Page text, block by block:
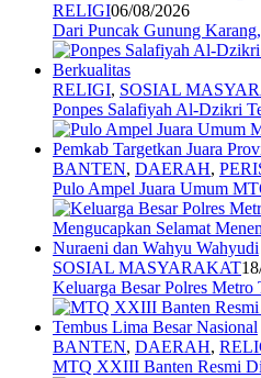
RELIGI06/08/2026
Dari Puncak Gunung
RELIGI, SOSIAL
Ponpes Salafiyah Al-Dzikri
BANTEN, DAERAH,
Pulo Ampel Juara Umum
SOSIAL MASYARAKAT
Keluarga Besar Polres
BANTEN, DAERAH,
MTQ XXIII Banten Resmi